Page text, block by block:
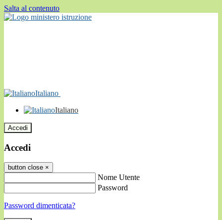
Salta al contenuto
Italiano
Italiano
Accedi
Accedi
button close ×
Nome Utente
Password
Password dimenticata?